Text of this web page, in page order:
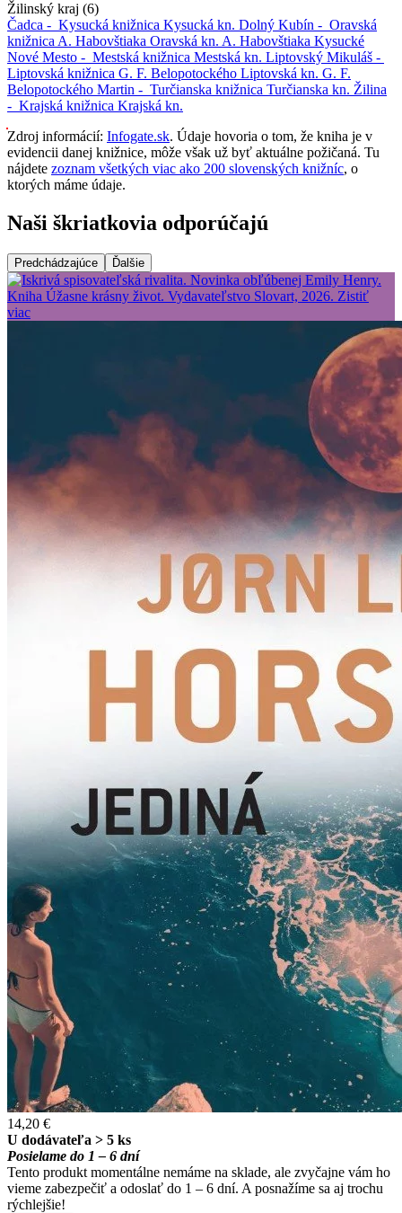
Žilinský kraj (6)
Čadca - Kysucká knižnica Kysucká kn. Dolný Kubín - Oravská
knižnica A. Habovštiaka Oravská kn. A. Habovštiaka Kysucké
Nové Mesto - Mestská knižnica Mestská kn. Liptovský Mikuláš -
Liptovská knižnica G. F. Belopotockého Liptovská kn. G. F.
Belopotockého Martin - Turčianska knižnica Turčianska kn. Žilina
- Krajská knižnica Krajská kn.
Zdroj informácií: Infogate.sk. Údaje hovoria o tom, že kniha je v
evidencii danej knižnice, môže však už byť aktuálne požičaná. Tu
nájdete zoznam všetkých viac ako 200 slovenských knižníc, o
ktorých máme údaje.
Naši škriatkovia odporúčajú
Predchádzajúce Ďalšie
14,20 €
U dodávateľa > 5 ks
Posielame do 1 – 6 dní
Tento produkt momentálne nemáme na sklade, ale zvyčajne vám ho
vieme zabezpečiť a odoslať do 1 – 6 dní. A posnažíme sa aj trochu
rýchlejšie!